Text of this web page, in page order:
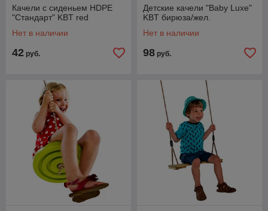
Качели с сиденьем HDPE
"Стандарт" KBT red
Нет в наличии
42 руб.
Детские качели "Baby Luxe"
KBT бирюза/жел.
Нет в наличии
98 руб.